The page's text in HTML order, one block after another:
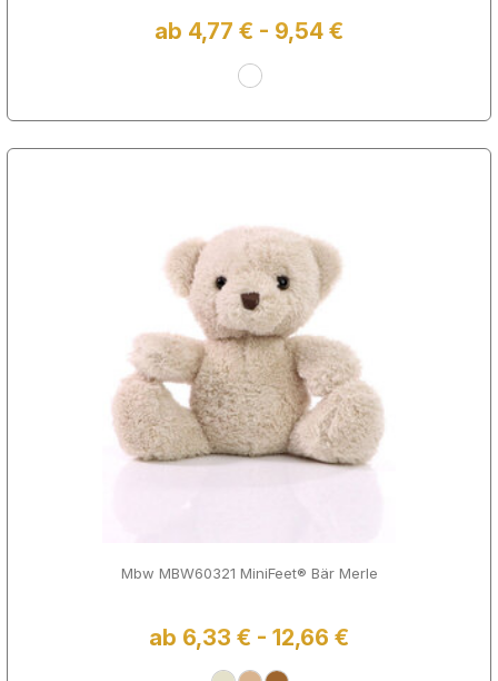
ab 4,77 € - 9,54 €
Mbw MBW60321 MiniFeet® Bär Merle
ab 6,33 € - 12,66 €